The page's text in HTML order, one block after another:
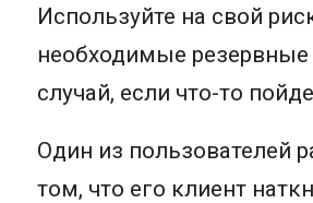
Используйте на свой
необходимые резервные
случай, если что-то
Один из пользователей
том, что его клиент